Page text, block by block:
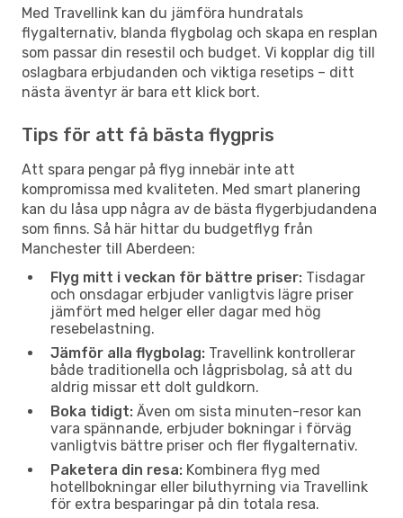
Med Travellink kan du jämföra hundratals
flygalternativ, blanda flygbolag och skapa en resplan
som passar din resestil och budget. Vi kopplar dig till
oslagbara erbjudanden och viktiga resetips – ditt
nästa äventyr är bara ett klick bort.
Tips för att få bästa flygpris
Att spara pengar på flyg innebär inte att
kompromissa med kvaliteten. Med smart planering
kan du låsa upp några av de bästa flygerbjudandena
som finns. Så här hittar du budgetflyg från
Manchester till Aberdeen:
Flyg mitt i veckan för bättre priser: Tisdagar
och onsdagar erbjuder vanligtvis lägre priser
jämfört med helger eller dagar med hög
resebelastning.
Jämför alla flygbolag: Travellink kontrollerar
både traditionella och lågprisbolag, så att du
aldrig missar ett dolt guldkorn.
Boka tidigt: Även om sista minuten-resor kan
vara spännande, erbjuder bokningar i förväg
vanligtvis bättre priser och fler flygalternativ.
Paketera din resa: Kombinera flyg med
hotellbokningar eller biluthyrning via Travellink
för extra besparingar på din totala resa.